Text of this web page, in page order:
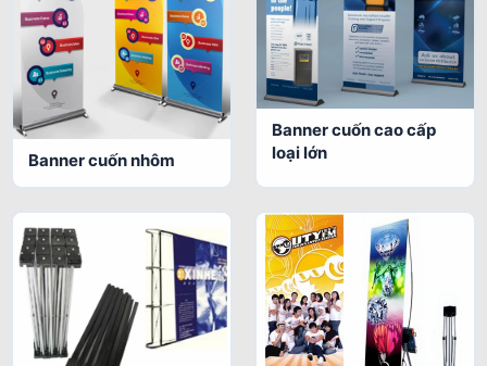
Banner cuốn nhôm
Banner cuốn cao cấp
loại lớn